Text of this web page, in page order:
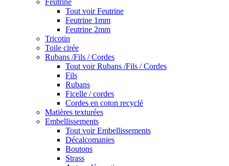
Feutrine
Tout voir Feutrine
Feutrine 1mm
Feutrine 2mm
Tricotin
Toile cirée
Rubans /Fils / Cordes
Tout voir Rubans /Fils / Cordes
Fils
Rubans
Ficelle / cordes
Cordes en coton recyclé
Matières texturées
Embellissements
Tout voir Embellissements
Décalcomanies
Boutons
Strass